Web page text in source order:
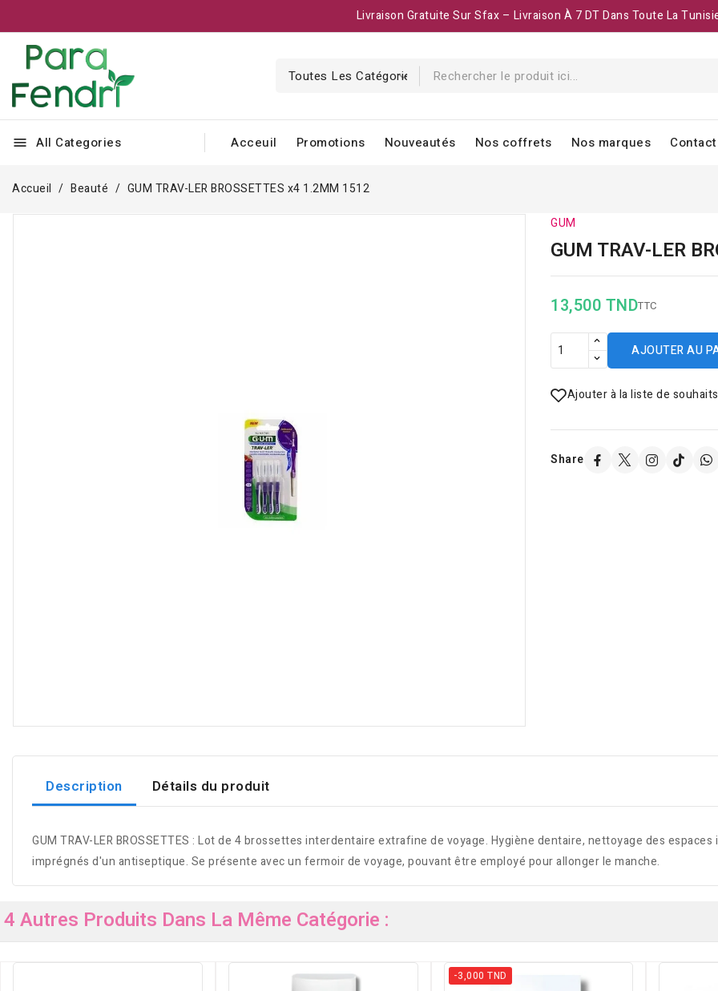
Livraison Gratuite Sur Sfax – Livraison À 7 DT Dans Toute La
menu All Categories Acceuil Promotions Nouveautés Nos coffrets Nos marques
Accueil Beauté GUM TRAV-LER BROSSETTES x4 1.2MM 1512
GUM
GUM TRAV-LER
13,500 TNDTTC
AJOUTER AU
Ajouter à la liste de souhaits
Share
Description Détails du produit
GUM TRAV-LER BROSSETTES : Lot de 4 brossettes interdentaire extrafine de voyage. Hygiène dentaire, nettoyage des
imprégnés d'un antiseptique. Se présente avec un fermoir de voyage, pouvant être employé pour allonger le manche.
4 Autres Produits Dans La Même Catégorie :
-3,000 TND